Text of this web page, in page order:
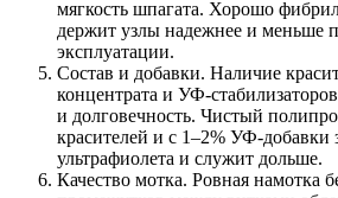
мягкость шпагата. Хорошо
держит узлы надежнее и меньше
эксплуатации.
Состав и добавки. Наличие
концентрата и УФ-
и долговечность. Чистый
красителей и с 1–2% УФ-добавки
ультрафиолета и служит дольше.
Качество мотка. Ровная намотка